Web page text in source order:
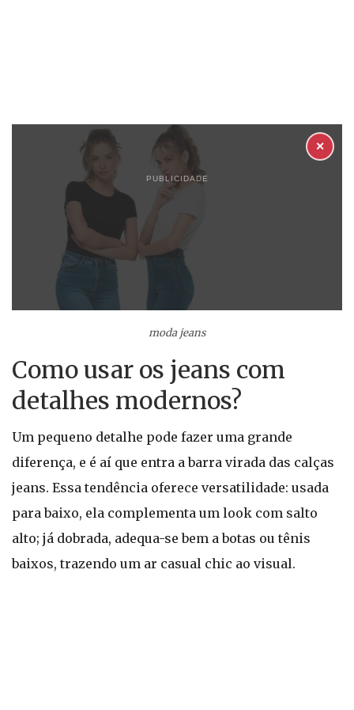
PUBLICIDADE
✕
moda jeans
Como usar os jeans com
detalhes modernos?
Um pequeno detalhe pode fazer uma grande
diferença, e é aí que entra a barra virada das calças
jeans. Essa tendência oferece versatilidade: usada
para baixo, ela complementa um look com salto
alto; já dobrada, adequa-se bem a botas ou tênis
baixos, trazendo um ar casual chic ao visual.